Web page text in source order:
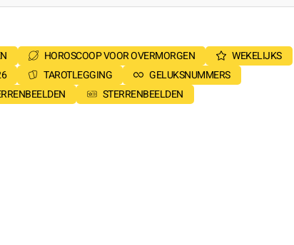
HOROSCOOP VOOR OVERMORGEN
WEKELIJKS
TAROTLEGGING
GELUKSNUMMERS
STERRENBEELDEN